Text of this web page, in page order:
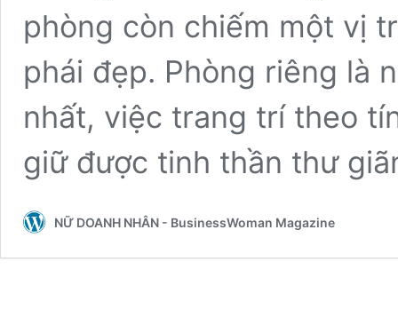
phòng còn chiếm một vị
phái đẹp. Phòng riêng là
nhất, việc trang trí theo
giữ được tinh thần thư
NỮ DOANH NHÂN - BusinessWoman Magazine